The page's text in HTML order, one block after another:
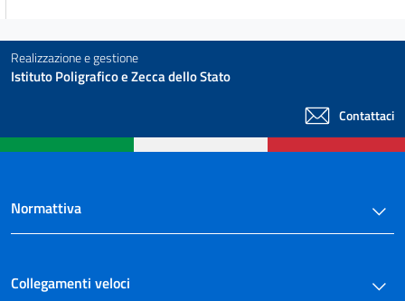
Realizzazione e gestione
Istituto Poligrafico e Zecca dello Stato
Contattaci
Normattiva
Collegamenti veloci